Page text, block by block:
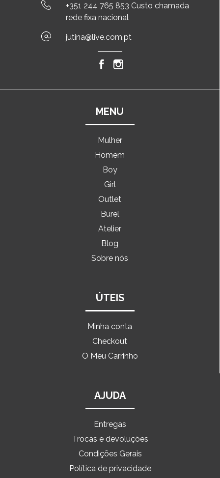
+351 244 765 853 Custo chamada
rede fixa nacional
jutina@live.com.pt
MENU
Mulher
Homem
Boy
Girl
Outlet
Burel
Atelier
Blog
Sobre nós
ÚTEIS
Minha conta
Checkout
O Meu Carrinho
AJUDA
Entregas
Trocas e devoluções
Condições Gerais
Política de privacidade